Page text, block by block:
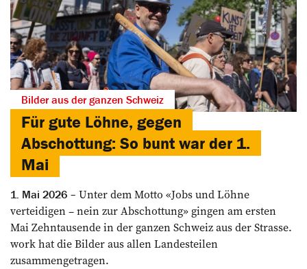
Bilder aus der ganzen Schweiz
Für gute Löhne, gegen
Abschottung: So bunt war der 1.
Mai
1. Mai 2026
Unter dem Motto «Jobs und Löhne
verteidigen – nein zur Abschottung» gingen am ersten
Mai Zehntausende in der ganzen Schweiz aus der Strasse.
work hat die Bilder aus allen Landesteilen
zusammengetragen.